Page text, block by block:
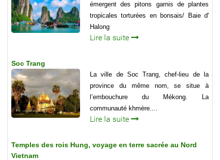
émergent des pitons garnis de plantes
tropicales torturées en bonsais/ Baie d'
Halong
Lire la suite
Soc Trang
La ville de Soc Trang, chef-lieu de la
province du même nom, se situe à
l’embouchure du Mékong. La
communauté khmère....
Lire la suite
Temples des rois Hung, voyage en terre sacrée au Nord
Vietnam